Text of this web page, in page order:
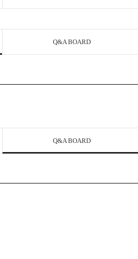
Q&A BOARD
Q&A BOARD